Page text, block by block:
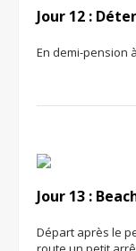
Jour 12 :
En demi-pension
Jour 13 :
Départ après le